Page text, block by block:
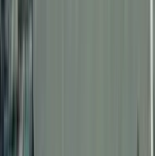
সাঁকো
উপহাস